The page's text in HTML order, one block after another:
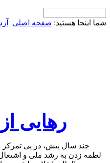
شما اینجا هستید: صفحه اصلی
رهایی
چند سال پیش، در پی
لطمه زدن به رشد ملی و اشتغال